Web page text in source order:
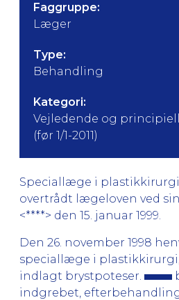
Faggruppe:
Læger
Type:
Behandling
Kategori:
Vejledende og
(før 1/1-2011)
Speciallæge i plastikkirurgi
overtrådt lægeloven ved
<****> den 15. januar 1999.
Den 26. november 1998
speciallæge i plastikkirurgi,
indlagt brystpoteser.
indgrebet,